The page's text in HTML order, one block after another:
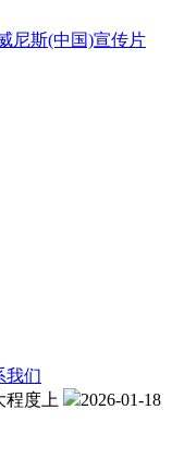
尼斯(中国)宣传片
我们
程度上
2026-01-18